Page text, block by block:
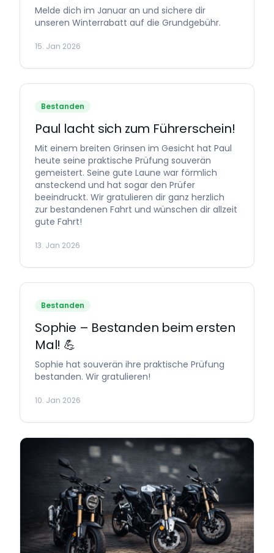
Melde dich im Januar an und sichere dir
unseren Winterrabatt auf die Grundgebühr.
15. Jan 2026
Bestanden
Paul lacht sich zum Führerschein!
Mit einem breiten Grinsen im Gesicht hat Paul
heute seine praktische Prüfung souverän
gemeistert. Seine gute Laune war förmlich
ansteckend und hat sogar den Prüfer
beeindruckt. Wir gratulieren dir ganz herzlich
zur bestandenen Fahrt und wünschen dir allzeit
gute Fahrt!
13. Jan 2026
Bestanden
Sophie – Bestanden beim ersten
Mal! 💪
Sophie hat souverän ihre praktische Prüfung
bestanden. Wir gratulieren!
10. Jan 2026